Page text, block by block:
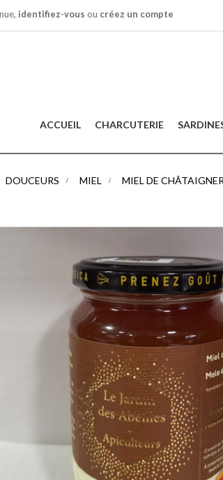
identifiez-vous ou créez un compte
ACCUEIL CHARCUTERIE
DOUCEURS > MIEL > MIEL DE